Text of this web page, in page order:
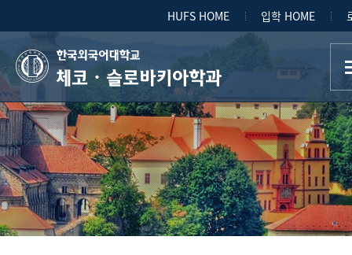
HUFS HOME 입학 HOME
체코ㆍ슬로바키아학과